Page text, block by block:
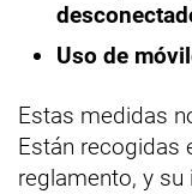
Uso de
Estas medidas
Están recogidas
reglamento, y